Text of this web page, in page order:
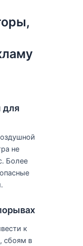
для
не
Более
к
сбоям в